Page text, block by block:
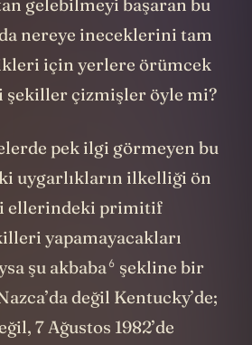
nereye ineceklerini tam
için yerlere örümcek
şekiller çizmişler öyle mi?
pek ilgi görmeyen bu
uygarlıkların ilkelliği ön
ellerindeki primitif
yapamayacakları
şu akbaba6 şekline bir
değil Kentucky’de;
7 Ağustos 1982’de